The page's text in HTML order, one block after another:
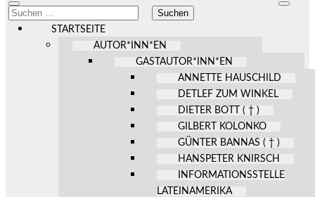
Mobile-
Menü
ein-/ausblenden
Suchen
nach:
STARTSEITE
AUTOR*INN*EN
GASTAUTOR*INN*EN
ANNETTE HAUSCHILD
DETLEF ZUM WINKEL
DIETER BOTT ( † )
GILBERT KOLONKO
GÜNTER BANNAS ( † )
HANSPETER KNIRSCH
INFORMATIONSSTELLE
LATEINAMERIKA